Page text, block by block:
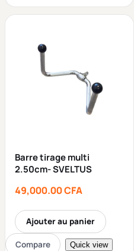
Barre tirage multi
2.50cm- SVELTUS
49,000.00CFA
Ajouter au panier
Compare Quick view